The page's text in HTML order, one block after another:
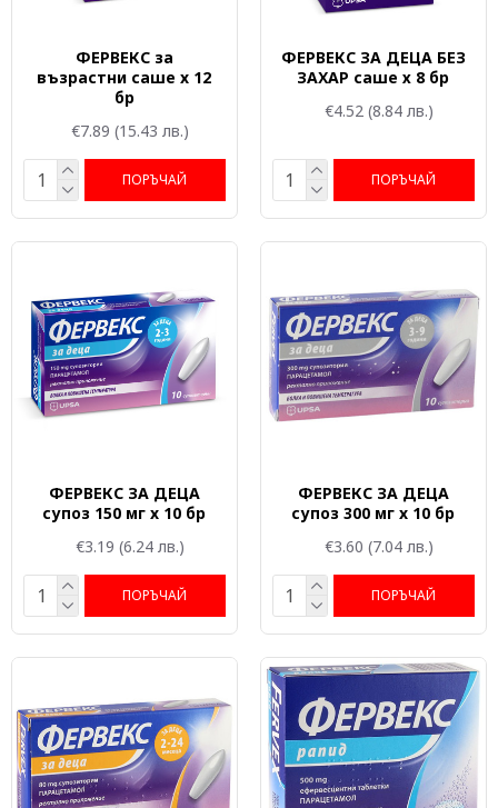
ФЕРВЕКС за
възрастни саше x 12
бр
€7.89 (15.43 лв.)
ПОРЪЧАЙ
ФЕРВЕКС ЗА ДЕЦА БЕЗ
ЗАХАР саше х 8 бр
€4.52 (8.84 лв.)
ПОРЪЧАЙ
ФЕРВЕКС ЗА ДЕЦА
супоз 150 мг x 10 бр
€3.19 (6.24 лв.)
ПОРЪЧАЙ
ФЕРВЕКС ЗА ДЕЦА
супоз 300 мг x 10 бр
€3.60 (7.04 лв.)
ПОРЪЧАЙ